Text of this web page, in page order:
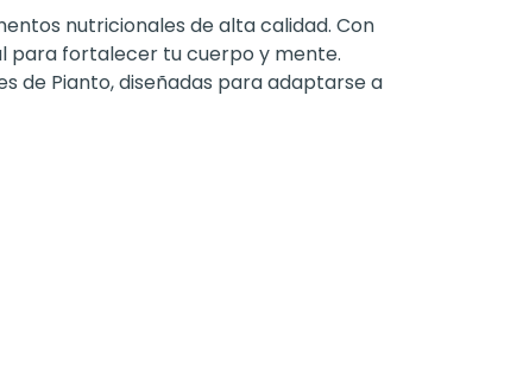
nutricionales de alta calidad. Con
para fortalecer tu cuerpo y mente.
de Pianto, diseñadas para adaptarse a